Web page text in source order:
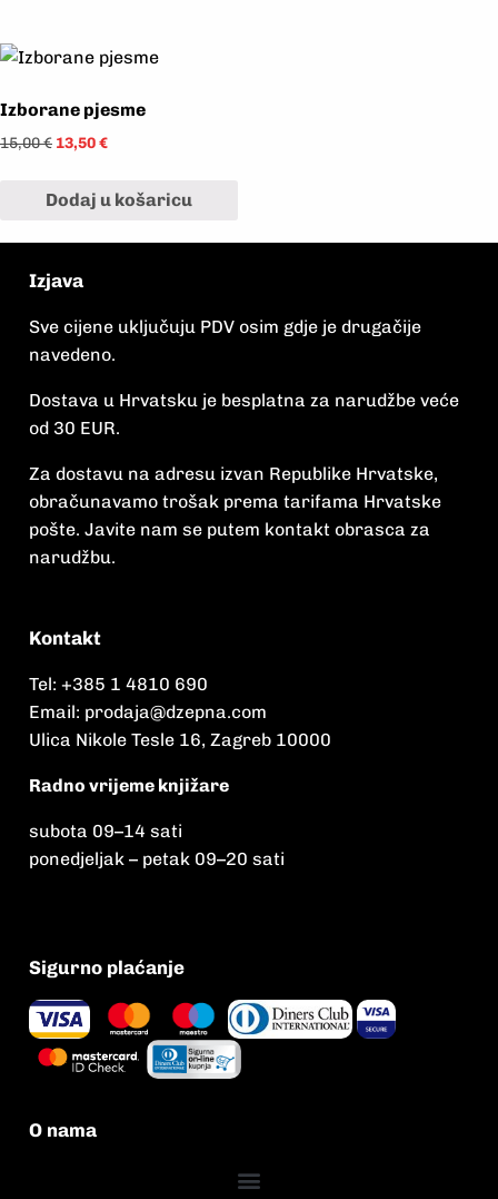
Izborane pjesme
15,00€ 13,50€
Dodaj u košaricu
Izjava
Sve cijene uključuju PDV osim gdje je drugačije
navedeno.
Dostava u Hrvatsku je besplatna za narudžbe veće
od 30 EUR.
Za dostavu na adresu izvan Republike Hrvatske,
obračunavamo trošak prema tarifama Hrvatske
pošte. Javite nam se putem kontakt obrasca za
narudžbu.
Kontakt
Tel: +385 1 4810 690
Email: prodaja@dzepna.com
Ulica Nikole Tesle 16, Zagreb 10000
Radno vrijeme knjižare
subota 09–14 sati
ponedjeljak – petak 09–20 sati
Sigurno plaćanje
O nama